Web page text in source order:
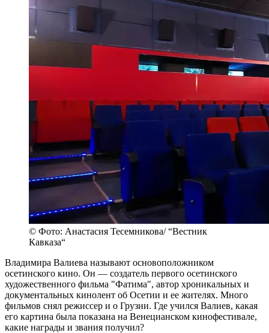
© Фото: Анастасия Тесемникова/ “Вестник
Кавказа“
Владимира Валиева называют основоположником
осетинского кино. Он — создатель первого осетинского
художественного фильма "Фатима", автор хроникальных и
документальных кинолент об Осетии и ее жителях. Много
фильмов снял режиссер и о Грузии. Где учился Валиев, какая
его картина была показана на Венецианском кинофестивале,
какие награды и звания получил?